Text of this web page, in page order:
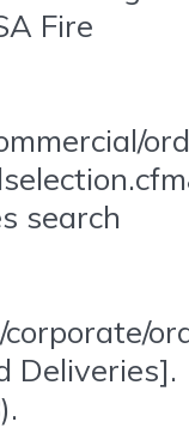
Fire
search
Deliveries].